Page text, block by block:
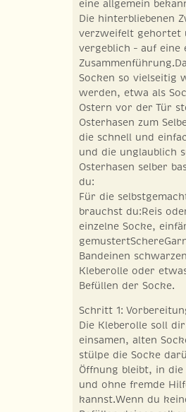
eine allgemein
Die hinterbliebenen
verzweifelt gehortet
vergeblich – auf eine
Socken so vielseitig
werden, etwa als
Ostern vor der Tür
Osterhasen zum
die schnell und
und die unglaublich
Osterhasen selber
du:
Für die
brauchst du:Reis
einzelne Socke,
Bandeinen
Kleberolle oder
Befüllen der Socke.
Schritt 1:
Die Kleberolle soll
einsamen, alten
stülpe die Socke
Öffnung bleibt, in
und ohne fremde
kannst.Wenn du